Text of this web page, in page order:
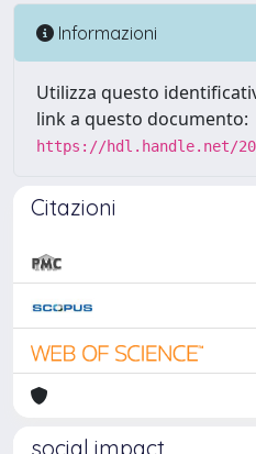
Informazioni
Utilizza questo
link a questo documento:
https://hdl.handle.net/
Citazioni
social impact